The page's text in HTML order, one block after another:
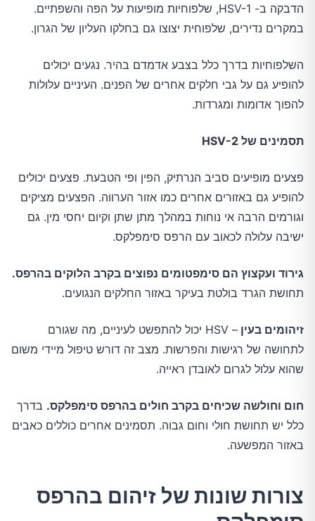
הדבקה ב- HSV-1, שלפוחיות מופיעות על הפה והשפתיים.
במקרים נדירים, שלפוחית יצוצו גם בחלקו העליון של הגרון.
השלפוחיות בדרך כלל בצבע אדמדם בהיר. נגעים יכולים
להופיע גם על גבי חלקים אחרים של הפנים. העיניים עלולות
להפוך אדומות ומגרדות.
תסמינים של HSV-2
פצעים מופיעים סביב הנרתיק, הפין ופי הטבעת. פצעים יכולים
להופיע גם באזורים אחרים כמו אזור הערווה. הפצעים מציקים
וגורמים הרבה אי נוחות במהלך מתן שתן וקיום יחסי מין. גם
ישיבה עלולה לכאוב עם הרפס סימפלקס.
גירוד ועקצוץ הם סימפטומים נפוצים בקרב הלוקים בהרפס.
תחושת הגרד בולטת בעיקר באזור החלקים הנגועים.
זיהומים בעין
– HSV יכול להתפשט לעיניים, מה שגורם
לתחושה של רגישות והפרשות. מצב זה דורש טיפול מיידי משום
שהוא עלול לגרום לאובדן ראייה.
חום וחולשה שכיחים בקרב חולים בהרפס סימפלקס. בדרך
כלל יש תחושת חולי וחום גבוה. תסמינים אחרים כוללים כאבים
באזור המפשעה.
צורות שונות של זיהום בהרפס